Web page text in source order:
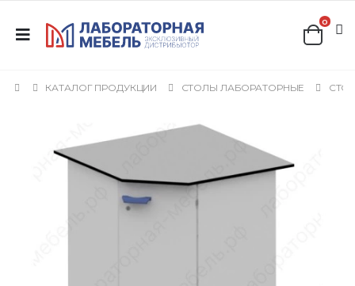
0
КАТАЛОГ ПРОДУКЦИИ СТОЛЫ ЛАБОРАТОРНЫЕ